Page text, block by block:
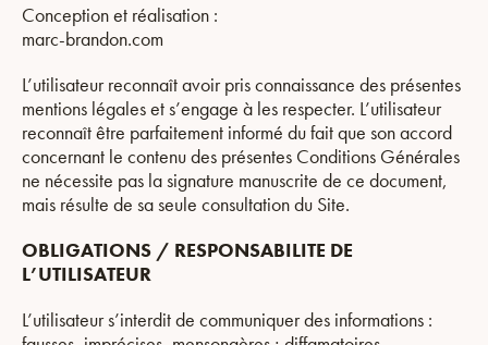
Conception et réalisation :
marc-brandon.com
L’utilisateur reconnaît avoir pris connaissance des présentes
mentions légales et s’engage à les respecter. L’utilisateur
reconnaît être parfaitement informé du fait que son accord
concernant le contenu des présentes Conditions Générales
ne nécessite pas la signature manuscrite de ce document,
mais résulte de sa seule consultation du Site.
OBLIGATIONS / RESPONSABILITE DE
L’UTILISATEUR
L’utilisateur s’interdit de communiquer des informations :